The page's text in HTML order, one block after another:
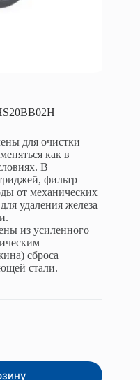
для очистки
как в
В
фильтр
от механических
удаления железа
из усиленного
сброса
стали.